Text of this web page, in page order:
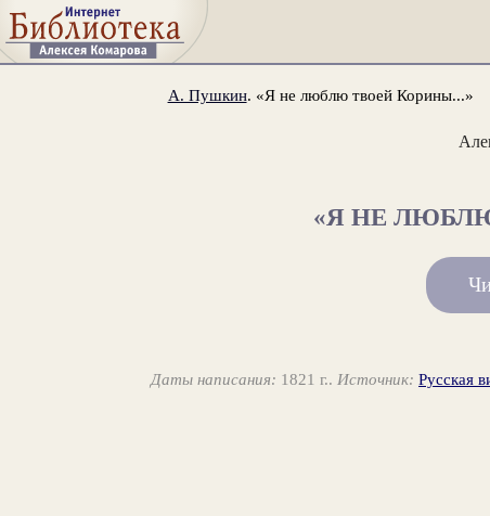
А. Пушкин. «Я не люблю твоей Корины...»
«Я НЕ
Даты написания: 1821 г..Источник: Русская